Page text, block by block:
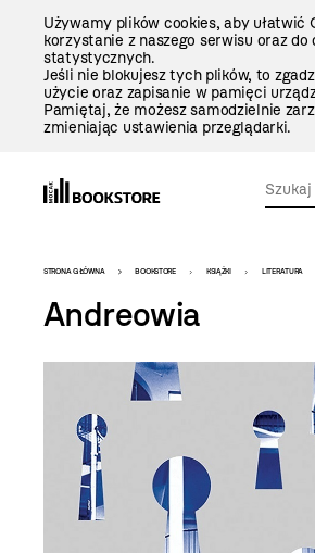
Używamy plików cookies, aby ułatwić
korzystanie z naszego serwisu oraz do
statystycznych.
Jeśli nie blokujesz tych plików, to
użycie oraz zapisanie w pamięci
Pamiętaj, że możesz samodzielnie
zmieniając ustawienia przeglądarki.
Bookstore
-
szablon
szczegóły
STRONA GŁÓWNA BOOKSTORE KSIĄŻKI LITERATURA
Andreowia